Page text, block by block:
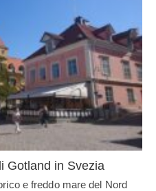
Gotland in Svezia
e freddo mare del Nord